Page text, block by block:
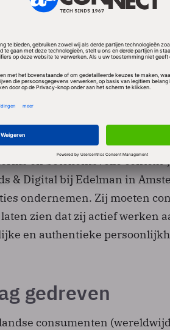
dan ook dat merken platforms
dan twee derde (67
merk meer te vertrouwen
na te lezen zijn. Ook
peer-gesprekken faciliteren.
aankopen nu op de
Merken moeten die
en betekenisvolle context”,
& Digital bij Edelman in
ondernemen. Zij moeten
zien dat zij actief werken
en authentieke
gedreven
consumenten